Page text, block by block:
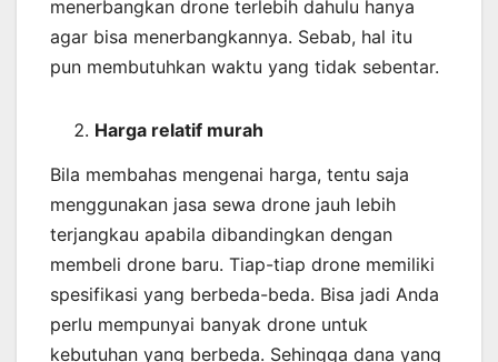
menerbangkan drone terlebih dahulu hanya
agar bisa menerbangkannya. Sebab, hal itu
pun membutuhkan waktu yang tidak sebentar.
Harga relatif murah
Bila membahas mengenai harga, tentu saja
menggunakan jasa sewa drone jauh lebih
terjangkau apabila dibandingkan dengan
membeli drone baru. Tiap-tiap drone memiliki
spesifikasi yang berbeda-beda. Bisa jadi Anda
perlu mempunyai banyak drone untuk
kebutuhan yang berbeda. Sehingga dana yang